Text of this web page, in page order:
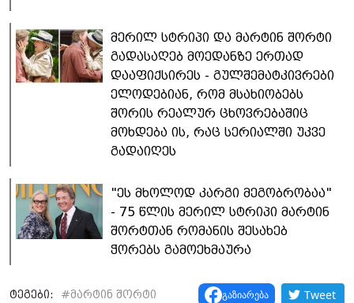
მერილ სტრიპი და მარტინ შორტი
გადასაღებ მოედანზე ერთად
დააფიქსირეს - გულშემატკივრები
ელოდებიან, რომ მსახიობებს
შორის რეალურ ცხოვრებაშიც
მოხდება ის, რაც სერიალში უკვე
გადაიღეს
"ეს მხოლოდ კარგი მეგობრობაა"
- 75 წლის მერილ სტრიპი მარტინ
შორტთან რომანის შესახებ
ჭორებს გამოეხმაურა
ტეგები: #მარტინ შორტი
გაზიარება Tweet